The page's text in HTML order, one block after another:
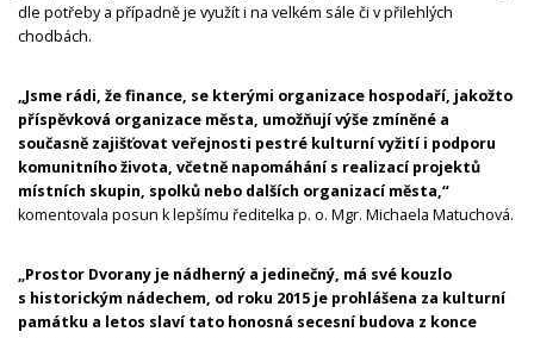
dle potřeby a případně je využít i na velkém sále či v přilehlých
chodbách.
„Jsme rádi, že finance, se kterými organizace hospodaří, jakožto
příspěvková organizace města, umožňují výše zmíněné a
současně zajišťovat veřejnosti pestré kulturní vyžití i podporu
komunitního života, včetně napomáhání s realizací projektů
místních skupin, spolků nebo dalších organizací města,“
komentovala posun k lepšímu ředitelka p. o. Mgr. Michaela Matuchová.
„Prostor Dvorany je nádherný a jedinečný, má své kouzlo
s historickým nádechem, od roku 2015 je prohlášena za kulturní
památku a letos slaví tato honosná secesní budova z konce